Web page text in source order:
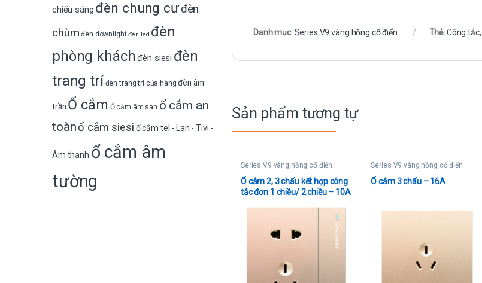
Danh mục:Series V9 vàng hồng cổ điển Thẻ:Công tắc,
Sản phẩm tương tự
Series V9 vàng hồng cổ điển
Ổ cắm 2, 3 chấu kết hợp công
tắc đơn 1 chiều/ 2 chiều – 10A
Series V9 vàng hồng cổ điển
Ổ cắm 3 chấu – 16A
chiếu sáng đèn chung cưđèn
chùm đèn downlight đèn led đèn
phòng khách đèn siesi đèn
trang trí đèn trang trí cửa hàng đèn âm
trần Ổ cắm Ổ cắm âm sàn ổ cắm an
toànổ cắm siesi ổ cắm tel - Lan - Tivi -
Âm thanh ổ cắm âm
tường